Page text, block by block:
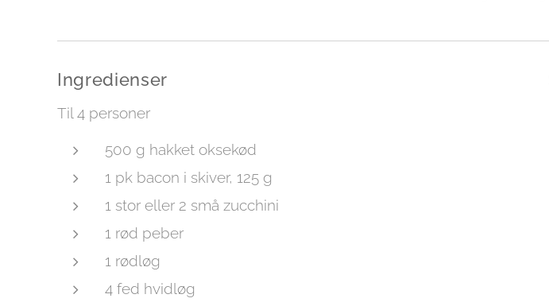
Ingredienser
Til 4 personer
500 g hakket oksekød
1 pk bacon i skiver, 125 g
1 stor eller 2 små zucchini
1 rød peber
1 rødløg
4 fed hvidløg